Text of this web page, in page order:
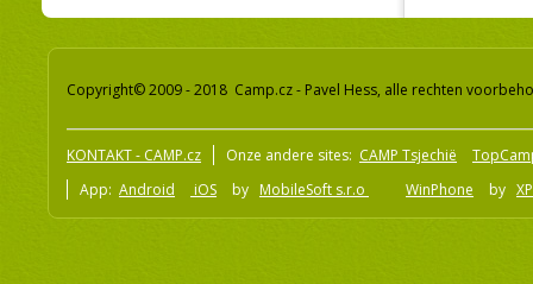
Copyright© 2009 - 2018 Camp.cz - Pavel Hess, alle rechten
KONTAKT - CAMP.cz Onze andere sites: CAMP Tsjechië
App: Android iOS by MobileSoft s.r.o WinPhone by